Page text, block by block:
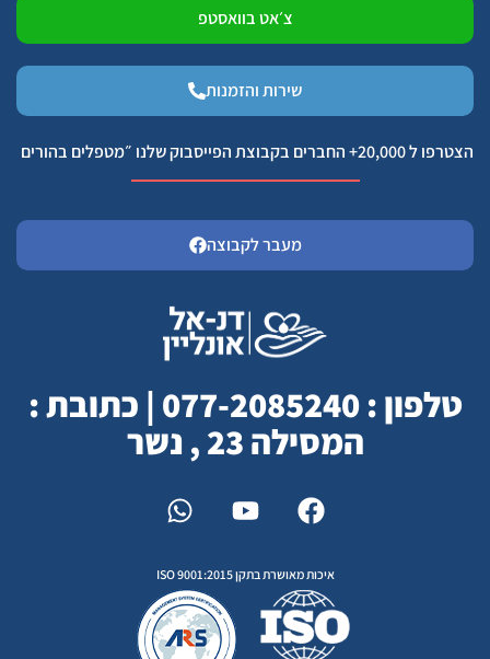
צ׳אט בוואסטפ
שירות והזמנות
הצטרפו ל 20,000+ החברים בקבוצת הפייסבוק שלנו ״מטפלים בהורים
מעבר לקבוצה
טלפון : 077-2085240 | כתובת :
המסילה 23 , נשר
איכות מאושרת בתקן ISO 9001:2015